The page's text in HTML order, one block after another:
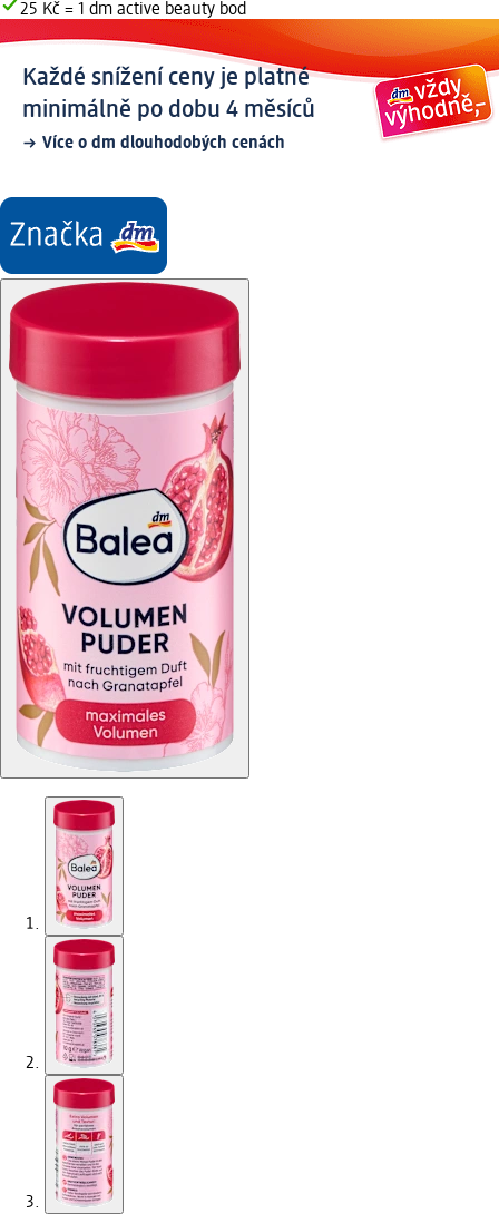
25 Kč = 1 dm active beauty bod
Každé snížení ceny je platné
minimálně po dobu 4 měsíců
Více o dm dlouhodobých cenách